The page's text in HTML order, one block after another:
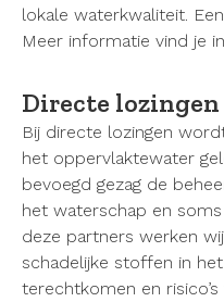
lokale waterkwaliteit.
Meer informatie vind je
Directe lozingen
Bij directe lozingen
het oppervlaktewater
bevoegd gezag de
het waterschap en
deze partners werken
schadelijke stoffen in
terechtkomen en